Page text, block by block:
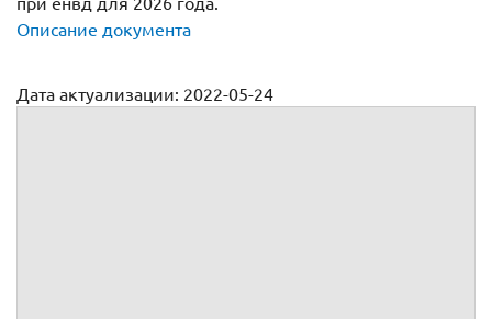
Описание документа
Дата актуализации: 2022-05-24